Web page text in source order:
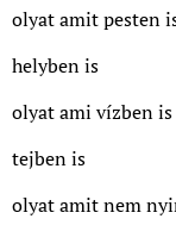
olyat amit pesten
helyben is
olyat ami vízben
tejben is
olyat amit nem